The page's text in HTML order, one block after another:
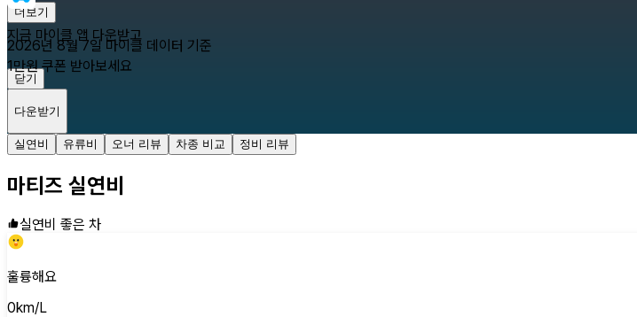
더보기
2026년 8월 7일 마이클 데이터 기준
닫기
지금 마이클 앱 다운받고
1만원 쿠폰 받아보세요
다운받기
실연비 유류비 오너 리뷰 차종 비교 정비 리뷰
마티즈 실연비
실연비 좋은 차
훌륭해요
0km/L